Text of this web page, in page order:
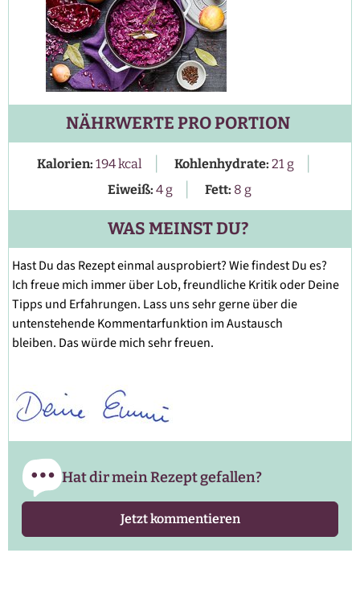
NÄHRWERTE PRO PORTION
Kalorien: 194kcal | Kohlenhydrate: 21g |
Eiweiß: 4g | Fett: 8 g
WAS MEINST DU?
Hast Du das Rezept einmal ausprobiert? Wie findest Du es?
Ich freue mich immer über Lob, freundliche Kritik oder Deine
Tipps und Erfahrungen. Lass uns sehr gerne über die
untenstehende Kommentarfunktion im Austausch
bleiben. Das würde mich sehr freuen.
Hat dir mein Rezept gefallen?
Jetzt kommentieren